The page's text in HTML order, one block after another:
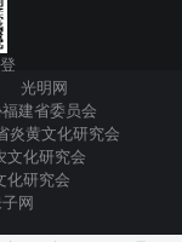
光明网
建省委员会
炎黄文化研究会
文化研究会
化研究会
网